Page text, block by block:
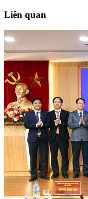
Liên quan